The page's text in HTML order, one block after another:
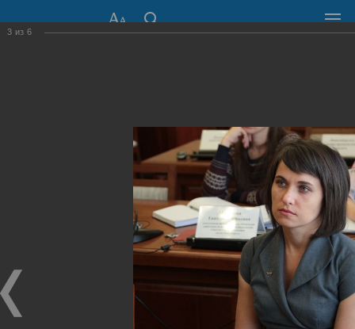
630099, г. Новосибирск, Красный проспект, 34
Общественная приемная
3 из 6